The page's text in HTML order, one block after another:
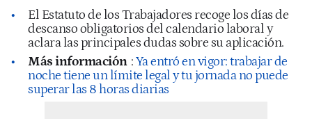
El Estatuto de los Trabajadores recoge los días de
descanso obligatorios del calendario laboral y
aclara las principales dudas sobre su aplicación.
Más información :Ya entró en vigor: trabajar de
noche tiene un límite legal y tu jornada no puede
superar las 8 horas diarias